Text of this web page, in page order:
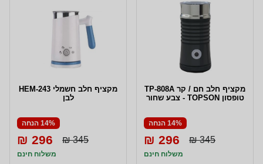
מקציף חלב חם / קר TP-808A
טופסון TOPSON - צבע שחור
14% הנחה
345 ₪
296 ₪
משלוח חינם
מקציף חלב חשמלי HEM-243
לבן
14% הנחה
345 ₪
296 ₪
משלוח חינם